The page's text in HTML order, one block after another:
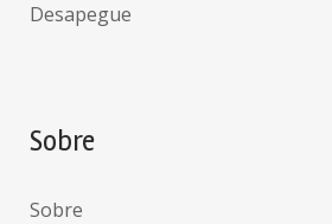
Desapegue
Sobre
Sobre